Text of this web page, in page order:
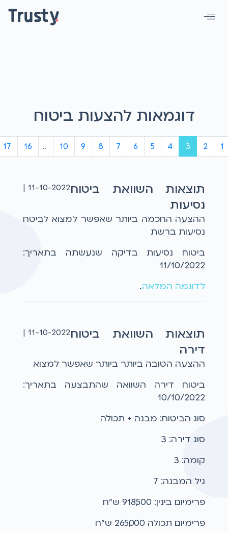
דוגמאות להצעות ביטוח
1
2
3
4
5
6
7
8
9
10
...
16
17
11-10-2022 |תוצאות השוואת ביטוח
נסיעות
ההצעה החכמה ביותר שאפשר למצוא לביטח
נסיעות ברשת
ביטוח נסיעות בדיקה שנעשתה בתאריך:
11/10/2022
לדוגמה המלאה...
11-10-2022 |תוצאות השוואת ביטוח
דירה
ההצעה הטובה ביותר ביותר שאפשר למצוא
ביטוח דירה השוואה שהתבצעה בתאריך:
10/10/2022
סוג הביטוח: מבנה + תכולה
סוג דירה: 3
קומה: 3
גיל המבנה: 7
פרימיום בינין: 918,500 ש"ח
פרימיום תכולה 265,000 ש"ח